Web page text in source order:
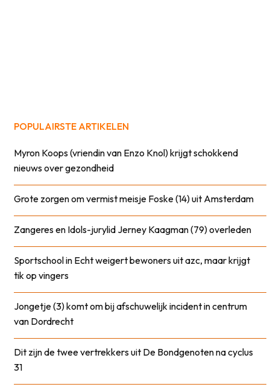
POPULAIRSTE ARTIKELEN
Myron Koops (vriendin van Enzo Knol) krijgt schokkend
nieuws over gezondheid
Grote zorgen om vermist meisje Foske (14) uit Amsterdam
Zangeres en Idols-jurylid Jerney Kaagman (79) overleden
Sportschool in Echt weigert bewoners uit azc, maar krijgt
tik op vingers
Jongetje (3) komt om bij afschuwelijk incident in centrum
van Dordrecht
Dit zijn de twee vertrekkers uit De Bondgenoten na cyclus
31